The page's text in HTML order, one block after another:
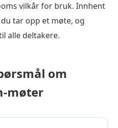
vilkår for bruk. Innhent
tar opp et møte, og
alle deltakere.
om
møter